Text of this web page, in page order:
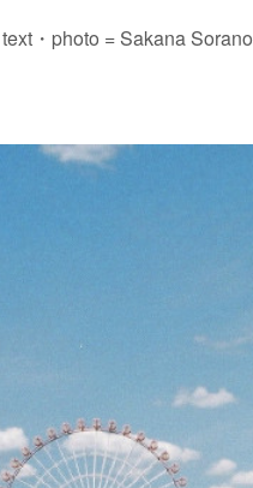
・photo = Sakana Sorano